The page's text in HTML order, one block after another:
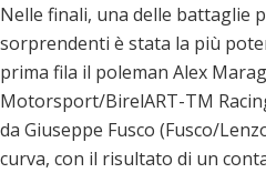
Nelle finali, una delle battaglie
sorprendenti è stata la più
prima fila il poleman Alex
Motorsport/BirelART-TM
da Giuseppe Fusco (Fusco/
curva, con il risultato di un